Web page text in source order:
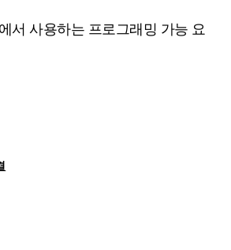
서 사용하는 프로그래밍 가능 요